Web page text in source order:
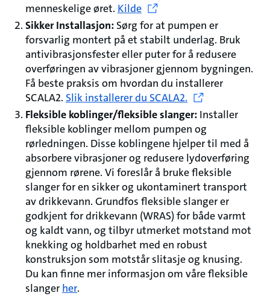
menneskelige øret. Kilde
Sikker Installasjon: Sørg for at pumpen er
forsvarlig montert på et stabilt underlag. Bruk
antivibrasjonsfester eller puter for å redusere
overføringen av vibrasjoner gjennom bygningen.
Få beste praksis om hvordan du installerer
SCALA2. Slik installerer du SCALA2.
Fleksible koblinger/fleksible slanger: Installer
fleksible koblinger mellom pumpen og
rørledningen. Disse koblingene hjelper til med å
absorbere vibrasjoner og redusere lydoverføring
gjennom rørene. Vi foreslår å bruke fleksible
slanger for en sikker og ukontaminert transport
av drikkevann. Grundfos fleksible slanger er
godkjent for drikkevann (WRAS) for både varmt
og kaldt vann, og tilbyr utmerket motstand mot
knekking og holdbarhet med en robust
konstruksjon som motstår slitasje og knusing.
Du kan finne mer informasjon om våre fleksible
slanger her.